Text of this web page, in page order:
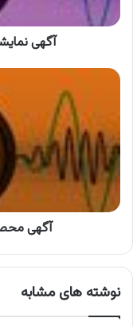
آگهی
آگهی
چای
حشمت
آگهی
نوشته های مشابه